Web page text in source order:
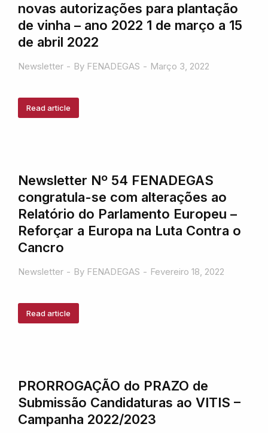
novas autorizações para plantação
de vinha – ano 2022 1 de março a 15
de abril 2022
Newsletter By FENADEGAS Março 3, 2022
Read article
Newsletter Nº 54 FENADEGAS
congratula-se com alterações ao
Relatório do Parlamento Europeu –
Reforçar a Europa na Luta Contra o
Cancro
Newsletter By FENADEGAS Fevereiro 18, 2022
Read article
PRORROGAÇÃO do PRAZO de
Submissão Candidaturas ao VITIS –
Campanha 2022/2023